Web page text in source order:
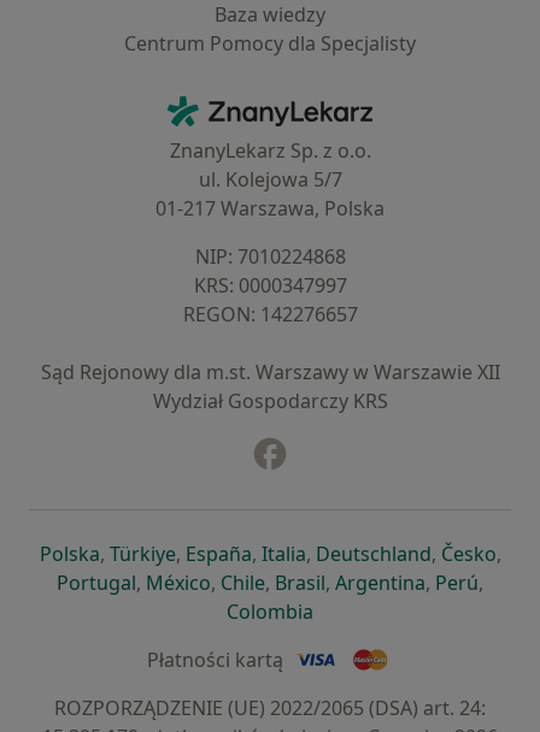
Baza wiedzy
Centrum Pomocy dla Specjalisty
ZnanyLekarz - Strona główna
ZnanyLekarz Sp. z o.o.
ul. Kolejowa 5/7
01-217 Warszawa, Polska
NIP: ⁠7010224868
KRS: ⁠0000347997
REGON: ⁠142276657
Sąd Rejonowy dla m.st. Warszawy w Warszawie XII
Wydział Gospodarczy KRS
Polskaotwiera się w nowej karcie
, Türkiyeotwiera się w nowej karcie
, Españaotwiera się w nowej karcie
, Italiaotwiera się w nowej
, Deutschlandotwiera się
, Česko,
Portugalotwiera się w nowej karcie
, Méxicootwiera się w nowej karcie
, Chileotwiera się w nowej karcie
, Brasilotwiera się w nowej
, Argentinaotwiera się
, Perú,
Colombia
Płatności kartą
ROZPORZĄDZENIE (UE) 2022/2065 (DSA) art. 24: